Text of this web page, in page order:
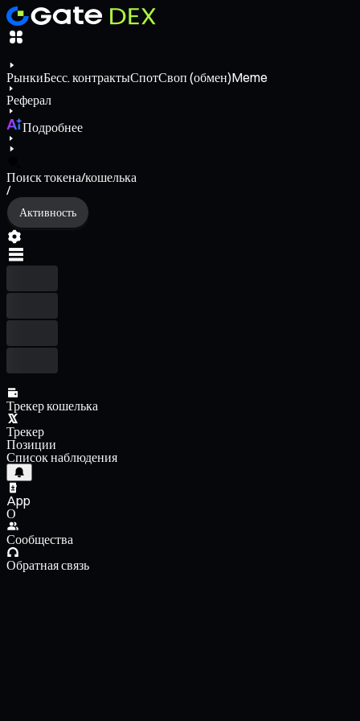
РынкиБесс. контрактыСпотСвоп (обмен)Meme
Реферал
Подробнее
Поиск токена/кошелька
/
Активность
Трекер кошелька
Трекер
Позиции
Список наблюдения
App
О
Сообщества
Обратная связь